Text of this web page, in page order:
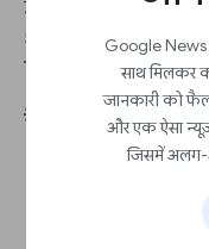
Google News
साथ मिलकर
जानकारी को
और एक ऐसा
जिसमें अलग-
उदाहरण के लिए, हर
50,000 डॉलर है और
कि हर उपयोगकर्ता से
💡सबसे सही तरीके:
डाइनैमिक
कॉन्टेंट में कम